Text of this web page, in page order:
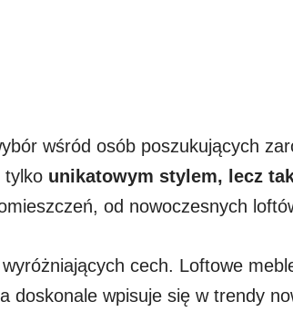
wśród osób poszukujących
tylko unikatowym stylem, lecz
od nowoczesnych
cech. Loftowe
doskonale wpisuje się w trendy